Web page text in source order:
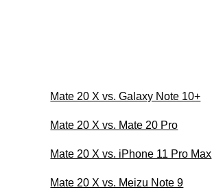
Mate 20 X vs. Galaxy Note 10+
Mate 20 X vs. Mate 20 Pro
Mate 20 X vs. iPhone 11 Pro Max
Mate 20 X vs. Meizu Note 9